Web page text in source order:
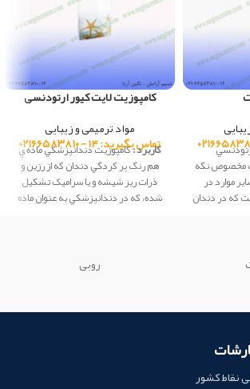
مخصوص نگه
موارد در
که در دندان
کامپوزیت لایت کیور ارتودنسی
مواد ترمیمی و زیبایی
تماس بگیرید: ۱۴ - ۰۲۱۶۶۵۸۳۸۱۰
کاربرد :كامپوزيت دندانپزشكي ماده ي
هم رنگ پر کردگي دندان که از رزين و
ذرات ريز شيشه و يا سراميک تشکيل
شده، كه در دندانپزشكي به عنوان ماده
كامپوزيت ها به دندان چسبيده و باعث
تقويت ساختار دندان مي گردند.
چند منظوره: فیکسچر براکت های
روبی
نقاط کشور